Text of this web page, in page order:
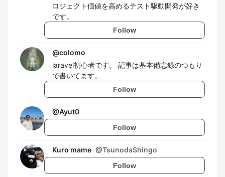
ロジェクト価値を高めるテスト駆動開発が好き
です。
Follow
@colomo
laravel初心者です。 記事は基本備忘録のつもり
で書いてます。
Follow
@Ayut0
Follow
Kuro mame @TsunodaShingo
Follow